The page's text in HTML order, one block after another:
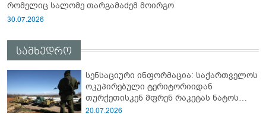
რომელიც სალომე თარგამაძემ მოირგო
30.07.2026
სამხედრო
სენსაციური ინფორმაცია: საქართველოს
ოკუპირებული ტერიტორიიდან
თურქეთისკენ მფრენ რაკეტას ნატოს
სამიტი კინაღამ ჩაუშლია
20.07.2026